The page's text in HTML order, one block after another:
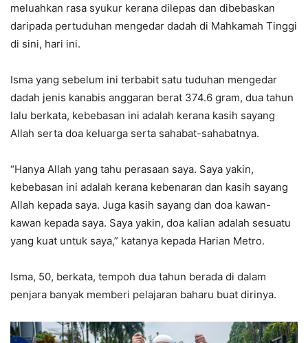
meluahkan rasa syukur kerana dilepas dan dibebaskan
daripada pertuduhan mengedar dadah di Mahkamah Tinggi
di sini, hari ini.
Isma yang sebelum ini terbabit satu tuduhan mengedar
dadah jenis kanabis anggaran berat 374.6 gram, dua tahun
lalu berkata, kebebasan ini adalah kerana kasih sayang
Allah serta doa keluarga serta sahabat-sahabatnya.
“Hanya Allah yang tahu perasaan saya. Saya yakin,
kebebasan ini adalah kerana kebenaran dan kasih sayang
Allah kepada saya. Juga kasih sayang dan doa kawan-
kawan kepada saya. Saya yakin, doa kalian adalah sesuatu
yang kuat untuk saya,” katanya kepada Harian Metro.
Isma, 50, berkata, tempoh dua tahun berada di dalam
penjara banyak memberi pelajaran baharu buat dirinya.